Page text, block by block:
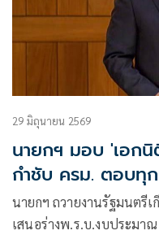
29 มิถุนายน 2569
นายกฯ มอบ 'เอก
กำชับ ครม. ตอบทุก
นายกฯ ถวายงานรัฐมนตรีเ
เสนอร่างพ.ร.บ.งบประมา